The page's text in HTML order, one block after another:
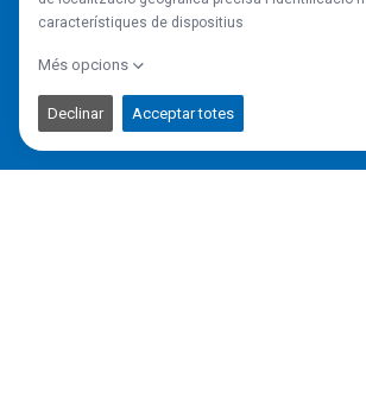
Les nostres xarxes!